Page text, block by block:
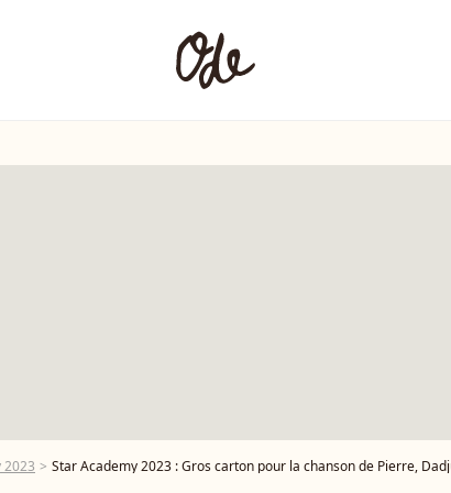
2023 Star Academy 2023 : Gros carton pour la chanson de Pierre,